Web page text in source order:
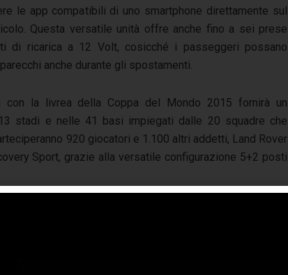
le app compatibili di uno smartphone direttamente sul
Questa versatile unità offre anche fino a sei prese
di ricarica a 12 Volt, cosicché i passeggeri possano
anche durante gli spostamenti.
la livrea della Coppa del Mondo 2015 fornirà un
stadi e nelle 41 basi impiegati dalle 20 squadre che
920 giocatori e 1.100 altri addetti, Land Rover
Sport, grazie alla versatile configurazione 5+2 posti
di spettatori allo stadio e altri 4 miliardi di fan che
attraverso le TV di 200 Paesi del mondo, fanno della
di Rugby 2015 uno dei maggiori eventi sportivi del
inizia il 18 settembre e la finale verrà giocata sabato 31